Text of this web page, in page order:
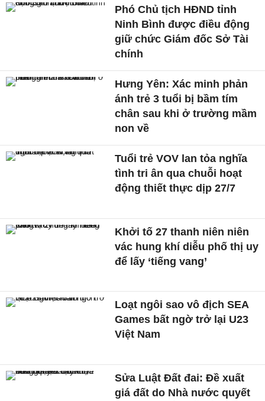
Phó Chủ tịch HĐND tỉnh
Ninh Bình được điều động
giữ chức Giám đốc Sở Tài
chính
Hưng Yên: Xác minh phản
ánh trẻ 3 tuổi bị bầm tím
chân sau khi ở trường mầm
non về
Tuổi trẻ VOV lan tỏa nghĩa
tình tri ân qua chuỗi hoạt
động thiết thực dịp 27/7
Khởi tố 27 thanh niên niên
vác hung khí diễu phố thị uy
để lấy ‘tiếng vang’
Loạt ngôi sao vô địch SEA
Games bất ngờ trở lại U23
Việt Nam
Sửa Luật Đất đai: Đề xuất
giá đất do Nhà nước quyết